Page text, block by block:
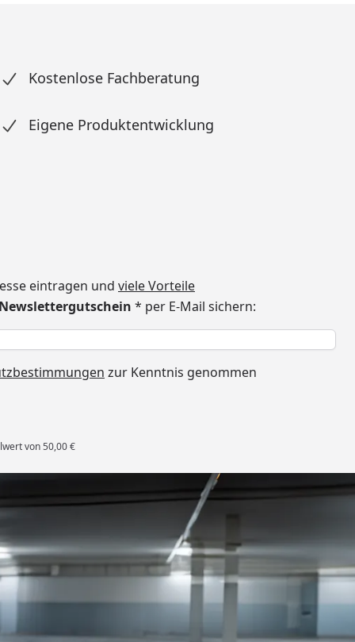
Kostenlose Fachberatung
Eigene Produktentwicklung
eintragen und viele Vorteile
* per E-Mail sichern:
zur Kenntnis genommen
von 50,00 €